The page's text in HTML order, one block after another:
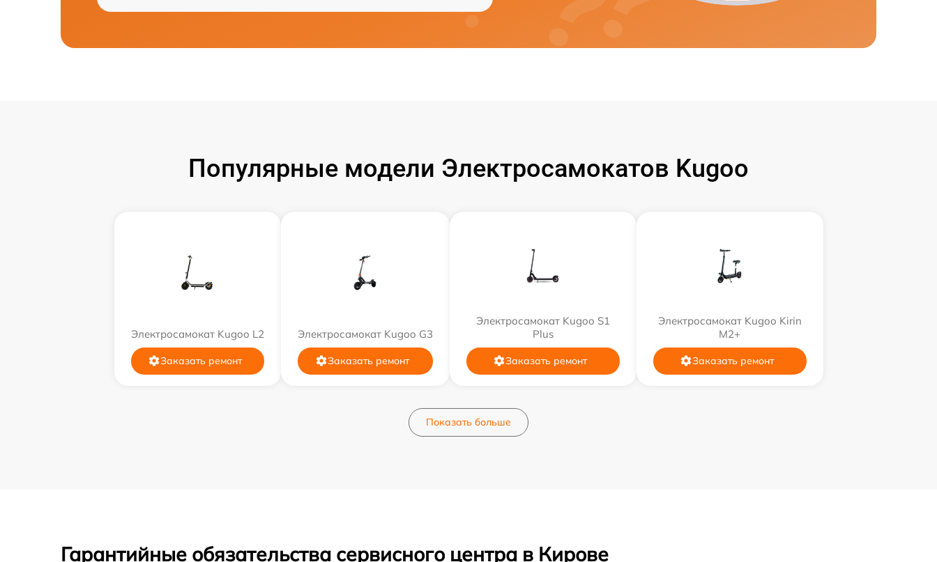
Популярные модели Электросамокатов Kugoo
Электросамокат Kugoo L2
Заказать ремонт
Электросамокат Kugoo G3
Заказать ремонт
Электросамокат Kugoo S1
Plus
Заказать ремонт
Электросамокат Kugoo Kirin
M2+
Заказать ремонт
Показать больше
Гарантийные обязательства сервисного центра в Кирове